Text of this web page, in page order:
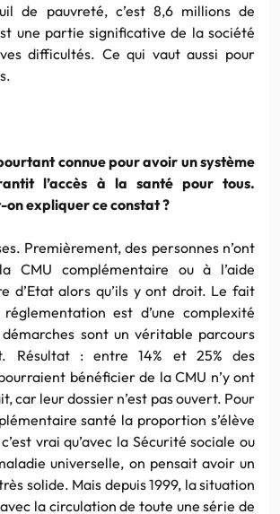
de pauvreté, c’est 8,6 millions de
une partie significative de la société
difficultés. Ce qui vaut aussi pour
connue pour avoir un système
l’accès à la santé pour tous.
expliquer ce constat ?
Premièrement, des personnes n’ont
CMU complémentaire ou à l’aide
d’Etat alors qu’ils y ont droit. Le fait
est d’une complexité
sont un véritable parcours
Résultat : entre 14% et 25% des
bénéficier de la CMU n’y ont
car leur dossier n’est pas ouvert. Pour
santé la proportion s’élève
vrai qu’avec la Sécurité sociale ou
universelle, on pensait avoir un
solide. Mais depuis 1999, la situation
la circulation de toute une série de